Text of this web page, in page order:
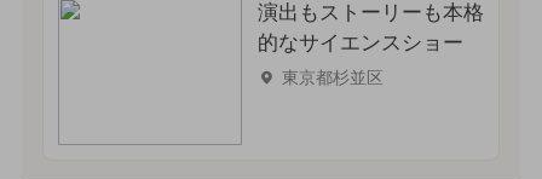
演出もストーリーも本格
的なサイエンスショー
東京都杉並区